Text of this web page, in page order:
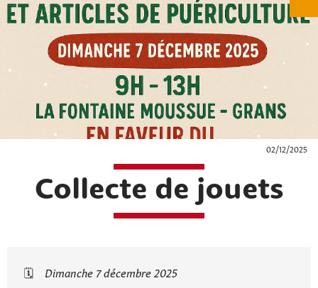
02/12/2025
Collecte de jouets
🗓
Dimanche 7 décembre 2025